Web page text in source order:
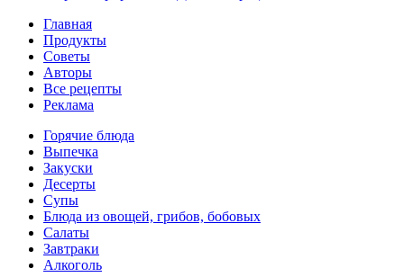
Главная
Продукты
Советы
Авторы
Все рецепты
Реклама
Горячие блюда
Выпечка
Закуски
Десерты
Супы
Блюда из овощей, грибов, бобовых
Салаты
Завтраки
Алкоголь